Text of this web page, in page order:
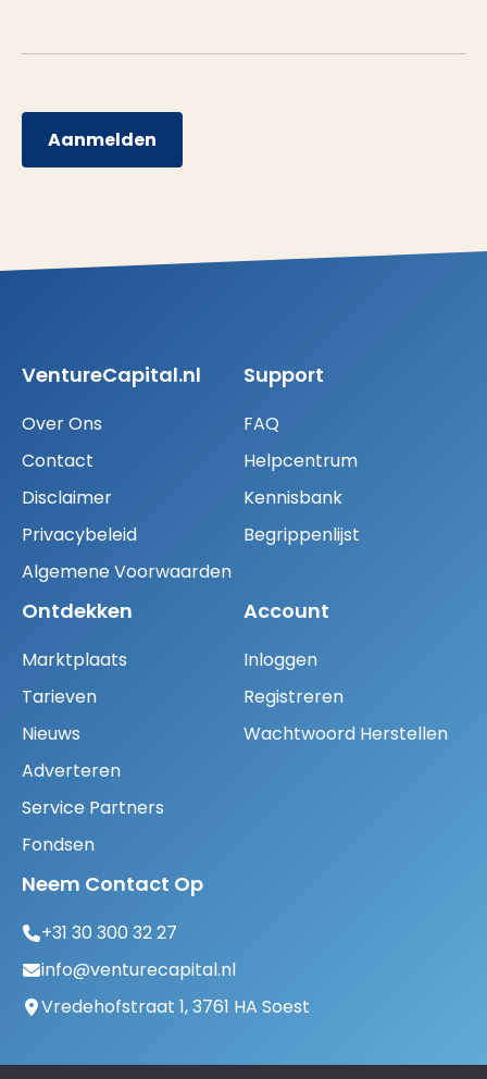
Aanmelden
VentureCapital.nl
Over Ons
Contact
Disclaimer
Privacybeleid
Algemene Voorwaarden
Support
FAQ
Helpcentrum
Kennisbank
Begrippenlijst
Ontdekken
Marktplaats
Tarieven
Nieuws
Adverteren
Service Partners
Fondsen
Account
Inloggen
Registreren
Wachtwoord Herstellen
Neem Contact Op
+31 30 300 32 27
info@venturecapital.nl
Vredehofstraat 1, 3761 HA Soest